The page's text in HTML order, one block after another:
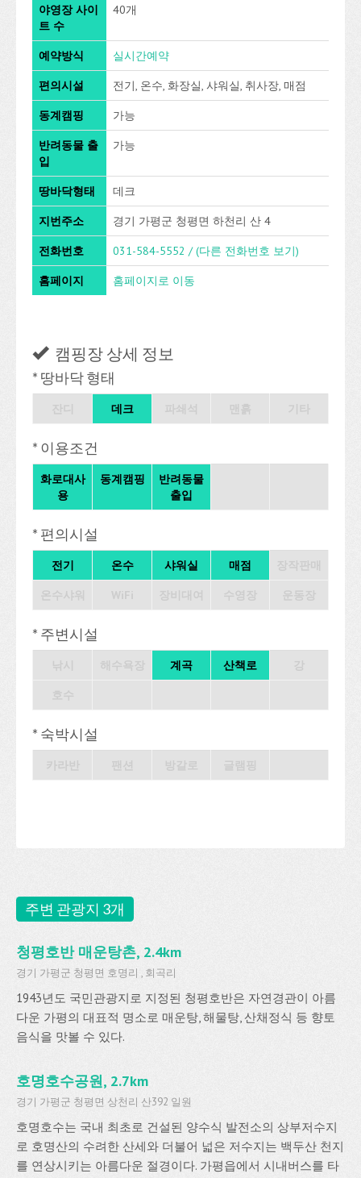
야영장 사이
트 수
40개
예약방식 실시간예약
편의시설 전기, 온수, 화장실, 샤워실, 취사장, 매점
동계캠핑 가능
반려동물 출
입
가능
땅바닥형태 데크
지번주소 경기 가평군 청평면 하천리 산 4
전화번호 031-584-5552 / (다른 전화번호 보기)
홈페이지 홈페이지로 이동
캠핑장 상세 정보
* 땅바닥 형태
데크
* 이용조건
화로대사
용
동계캠핑
반려동물
출입
* 편의시설
전기 온수 샤워실 매점
* 주변시설
계곡 산책로
* 숙박시설
주변 관광지 3개
청평호반 매운탕촌, 2.4km
경기 가평군 청평면 호명리 , 회곡리
1943년도 국민관광지로 지정된 청평호반은 자연경관이 아름
다운 가평의 대표적 명소로 매운탕, 해물탕, 산채정식 등 향토
음식을 맛볼 수 있다.
호명호수공원, 2.7km
경기 가평군 청평면 상천리 산392 일원
호명호수는 국내 최초로 건설된 양수식 발전소의 상부저수지
로 호명산의 수려한 산세와 더불어 넓은 저수지는 백두산 천지
를 연상시키는 아름다운 절경이다. 가평읍에서 시내버스를 타